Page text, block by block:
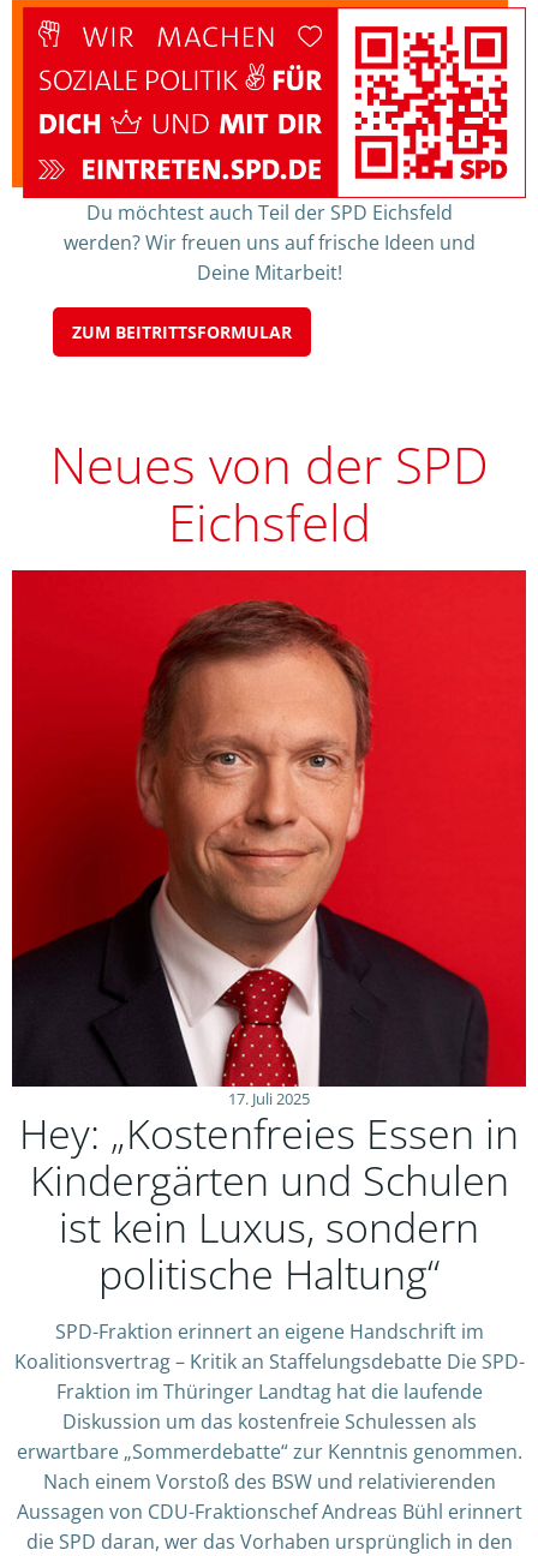
Du möchtest auch Teil der SPD Eichsfeld
werden? Wir freuen uns auf frische Ideen und
Deine Mitarbeit!
ZUM BEITRITTSFORMULAR
Neues von der SPD
Eichsfeld
17. Juli 2025
Hey: „Kostenfreies Essen in
Kindergärten und Schulen
ist kein Luxus, sondern
politische Haltung“
SPD-Fraktion erinnert an eigene Handschrift im
Koalitionsvertrag – Kritik an Staffelungsdebatte Die SPD-
Fraktion im Thüringer Landtag hat die laufende
Diskussion um das kostenfreie Schulessen als
erwartbare „Sommerdebatte“ zur Kenntnis genommen.
Nach einem Vorstoß des BSW und relativierenden
Aussagen von CDU-Fraktionschef Andreas Bühl erinnert
die SPD daran, wer das Vorhaben ursprünglich in den